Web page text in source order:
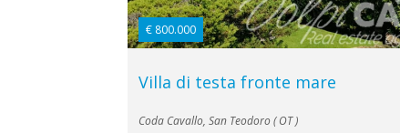
€ 800.000
Villa di testa fronte mare
Coda Cavallo, San Teodoro ( OT )